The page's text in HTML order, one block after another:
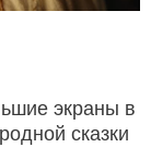
экраны в
сказки